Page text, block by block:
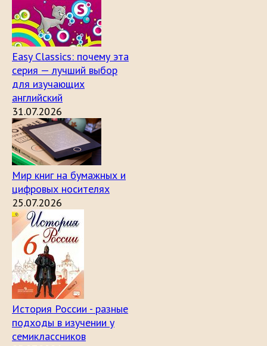
Easy Classics: почему эта
серия — лучший выбор
для изучающих
английский
31.07.2026
Мир книг на бумажных и
цифровых носителях
25.07.2026
История России - разные
подходы в изучении у
семиклассников